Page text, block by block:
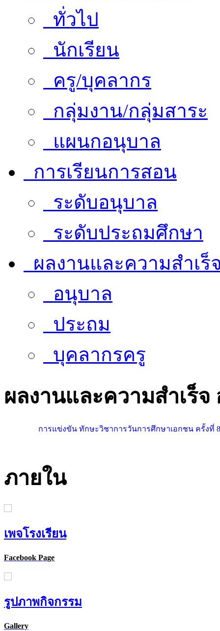
ทั่วไป
นักเรียน
ครู/บุคลากร
กลุ่มงาน/กลุ่มสาระ
แผนกอนุบาล
การเรียนการสอน
ระดับอนุบาล
ระดับประถมศึกษา
ผลงานและความสำเร็
อนุบาล
ประถม
บุคลากรครู
ผลงานและความสำเร็จ
การแข่งขัน ทักษะวิชาการวันการศึกษาเอกชน ครั้งที่ 8
ภายใน
เพจโรงเรียน
Facebook Page
รูปภาพกิจกรรม
Gallery